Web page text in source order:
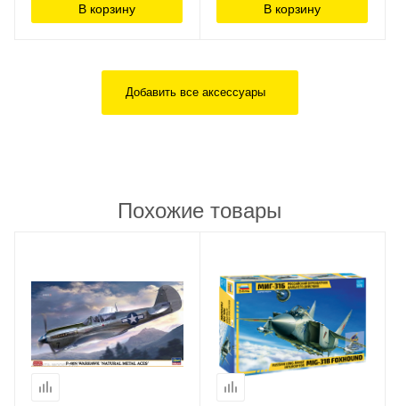
В корзину В корзину
Добавить все аксессуары
Похожие товары